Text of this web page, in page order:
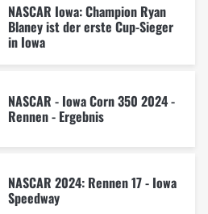
NASCAR Iowa: Champion Ryan
Blaney ist der erste Cup-Sieger
in Iowa
NASCAR - Iowa Corn 350 2024 -
Rennen - Ergebnis
NASCAR 2024: Rennen 17 - Iowa
Speedway